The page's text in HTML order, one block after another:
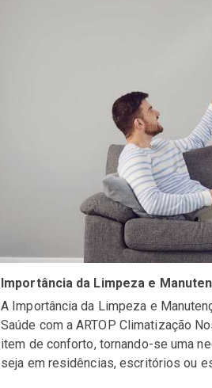
Importância da Limpeza e
A Importância da Limpeza e
Saúde com a ARTOP Climatização
item de conforto, tornando-se uma
seja em residências, escritórios ou